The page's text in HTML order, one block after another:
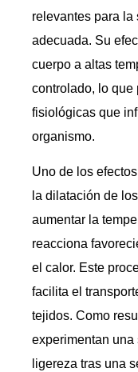
relevantes para la
adecuada. Su
cuerpo a altas
controlado, lo que
fisiológicas que
organismo.
Uno de los
la dilatación de
aumentar la
reacciona
el calor. Este
facilita el
tejidos. Como
experimentan
ligereza tras una